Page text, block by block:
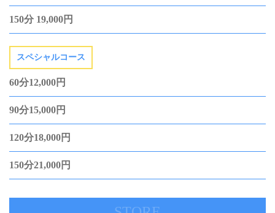
150分 19,000円
スペシャルコース
60分12,000円
90分15,000円
120分18,000円
150分21,000円